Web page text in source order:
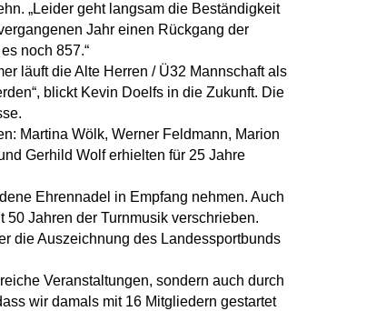
„Leider geht langsam die Beständigkeit
Jahr einen Rückgang der
noch 857.“
läuft die Alte Herren / Ü32 Mannschaft als
blickt Kevin Doelfs in die Zukunft. Die
Martina Wölk, Werner Feldmann, Marion
Gerhild Wolf erhielten für 25 Jahre
Ehrennadel in Empfang nehmen. Auch
Jahren der Turnmusik verschrieben.
die Auszeichnung des Landessportbunds
Veranstaltungen, sondern auch durch
wir damals mit 16 Mitgliedern gestartet